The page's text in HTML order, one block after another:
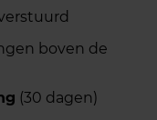
boven de
(30 dagen)